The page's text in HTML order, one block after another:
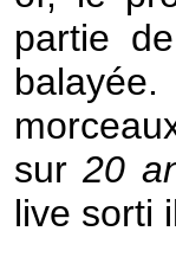
partie
sur 20
live sorti